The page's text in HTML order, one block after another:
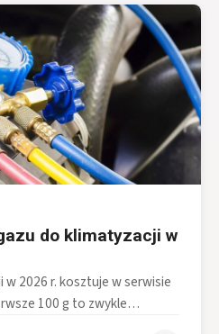
do klimatyzacji w
w 2026 r. kosztuje w serwisie
100 g to zwykle…